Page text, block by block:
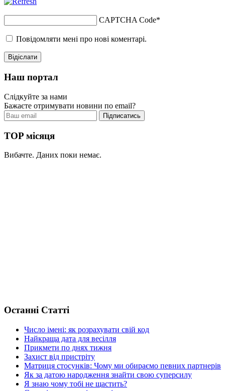
CAPTCHA Code*
Повідомляти мені про нові коментарі.
Наш портал
Слідкуйте за нами
Бажаєте отримувати новини по email?
TOP місяця
Вибачте. Даних поки немає.
Останні Статті
Число імені: як розрахувати свій код
Найкраща дата для весілля
Прикмети по днях тижня
Захист від пристріту
Матриця стосунків: Чому ми обираємо певних партнерів
Як за датою народження знайти свою суперсилу
Я знаю чому тобі не щастить?